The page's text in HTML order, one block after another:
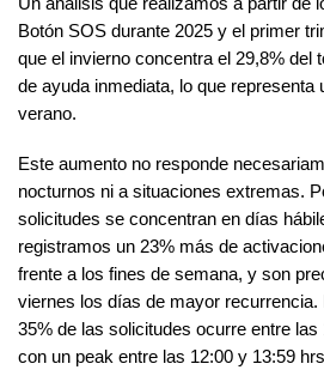
MANDO A DISTANCIA
SENSORES DE
MOVIMIENTO
SENSOR PERIMETRAL
DETECTOR DE HUMO
COMUNICACIONES
Botón SOS durante 2025 y el primer
que el invierno concentra el 29,8% del
de ayuda inmediata, lo que representa
verano.
Este aumento no responde
nocturnos ni a situaciones extremas.
solicitudes se concentran en días
registramos un 23% más de
frente a los fines de semana, y son
viernes los días de mayor recurrencia.
35% de las solicitudes ocurre entre
con un peak entre las 12:00 y 13:59